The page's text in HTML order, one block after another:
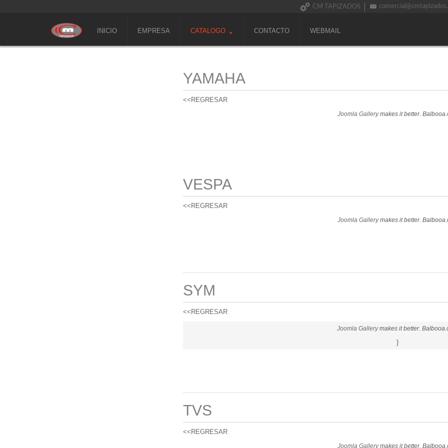
CM TAPIZADOS
INICIO EMPRESA CATALOGO CONTACTO WEBMAIL
YAMAHA
<<REGRESAR
Joomla Gallerymakes it better.
VESPA
<<REGRESAR
Joomla Gallerymakes it better.
SYM
<<REGRESAR
Joomla Gallerymakes it better.
}
TVS
<<REGRESAR
Joomla Gallerymakes it better.